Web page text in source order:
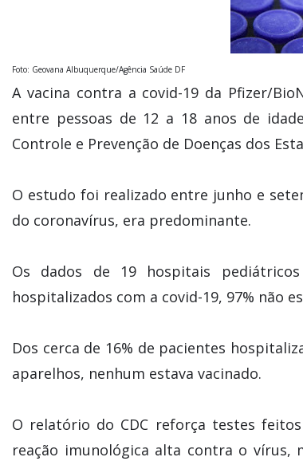
Foto: Geovana Albuquerque/Agência Saúde DF
A vacina contra a covid-19 da Pfizer/
entre pessoas de 12 a 18 anos de
Controle e Prevenção de Doenças dos
O estudo foi realizado entre junho e
do coronavírus, era predominante.
Os dados de 19 hospitais
hospitalizados com a covid-19, 97% não
Dos cerca de 16% de pacientes
aparelhos, nenhum estava vacinado.
O relatório do CDC reforça testes
reação imunológica alta contra o vírus,